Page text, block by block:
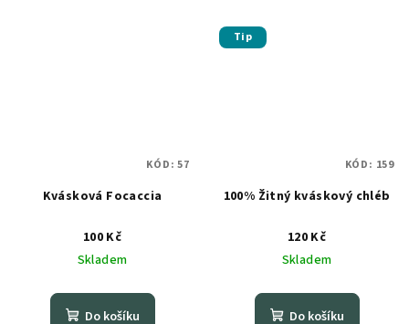
Kvásková Focaccia
100 Kč
Skladem
Do košíku
KÓD:57
Tip
100% Žitný kváskový chléb
120 Kč
Skladem
Do košíku
KÓD: 159